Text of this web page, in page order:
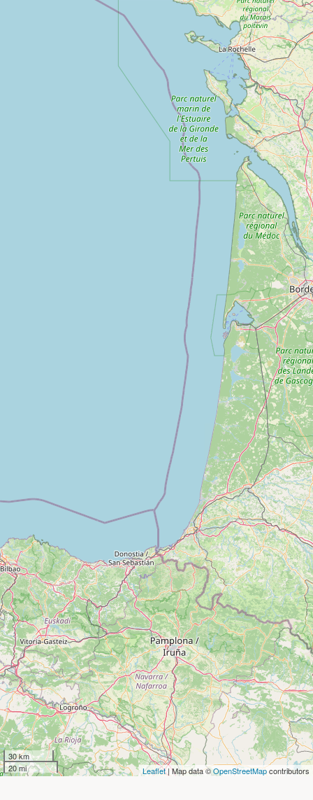
30 km
20 mi
Leaflet| Map data ©OpenStreetMapcontributors